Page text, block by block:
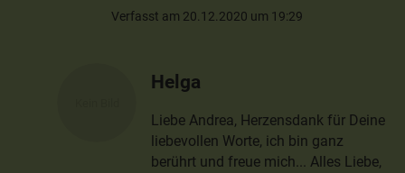
Verfasst am 20.12.2020 um 19:29
Helga
Liebe Andrea, Herzensdank für Deine
liebevollen Worte, ich bin ganz
berührt und freue mich... Alles Liebe,